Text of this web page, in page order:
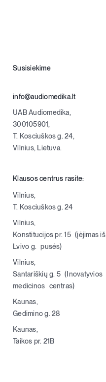
Susisiekime
info@audiomedika.lt
UAB Audiomedika,
300105901,
T. Kosciuškos g. 24,
Vilnius, Lietuva.
Klausos centrus rasite:
Vilnius,
T. Kosciuškos g. 24
Vilnius,
Konstitucijos pr. 15 (įėjimas iš
Lvivo g. pusės)
Vilnius,
Santariškių g. 5 (Inovatyvios
medicinos centras)
Kaunas,
Gedimino g. 28
Kaunas,
Taikos pr. 21B